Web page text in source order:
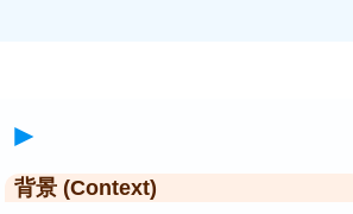
►
背景 (Context)